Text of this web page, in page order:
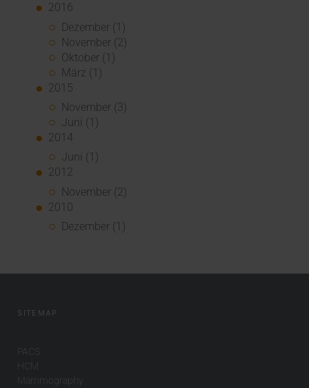
2016
Dezember (1)
November (2)
Oktober (1)
März (1)
2015
November (3)
Juni (1)
2014
Juni (1)
2012
November (2)
2010
Dezember (1)
SITEMAP
PACS
HCM
Mammography